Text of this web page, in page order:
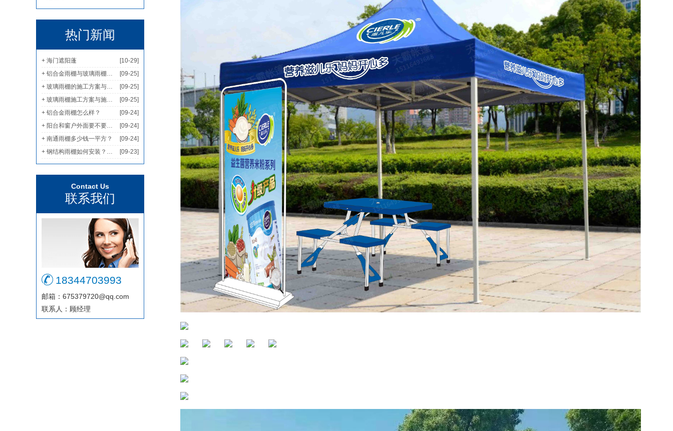
热门新闻
+ 海门遮阳蓬
[10-29]
+ 铝合金雨棚与玻璃雨棚哪个家用更多？
[09-25]
+ 玻璃雨棚的施工方案与安全措施
[09-25]
+ 玻璃雨棚施工方案与施工要点
[09-25]
+ 铝合金雨棚怎么样？
[09-24]
+ 阳台和窗户外面要不要装遮雨棚?
[09-24]
+ 南通雨棚多少钱一平方？
[09-24]
+ 钢结构雨棚如何安装？钢结构雨棚简单安装教程
[09-23]
Contact Us
联系我们
18344703993
邮箱：675379720@qq.com
联系人：顾经理